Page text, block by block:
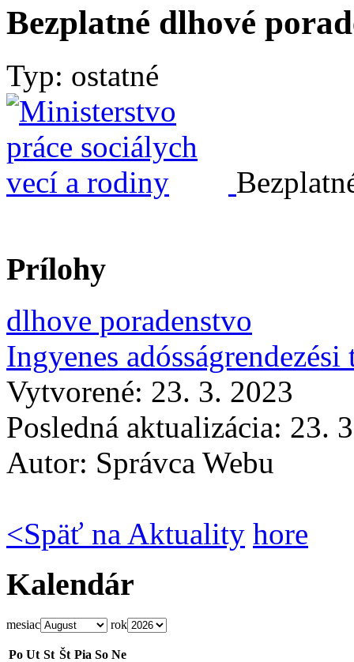
Bezplatné dlhové
Typ: ostatné
Prílohy
dlhove poradenstvo
Ingyenes adósságrendezési
Vytvorené: 23. 3. 2023
Posledná aktualizácia: 23.
Autor: Správca Webu
<Späť na Aktuality hore
Kalendár
mesiac rok
Po Ut St Št Pia So Ne